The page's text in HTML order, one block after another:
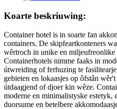
Koarte beskriuwing:
Container hotel is in soarte fan
containers. De skipfeartkonteners
wêrtroch in unike en miljeufreonlike
Containerhotels nimme faaks in
útwreiding of ferhuzing te
gebieten en lokaasjes op ôfstân
útdaagjend of djoer kin wêze.
moderne en minimalistyske estetyk,
duorsume en betelbere